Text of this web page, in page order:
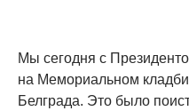
Мы сегодня с
на Мемориальном
Белграда. Это было